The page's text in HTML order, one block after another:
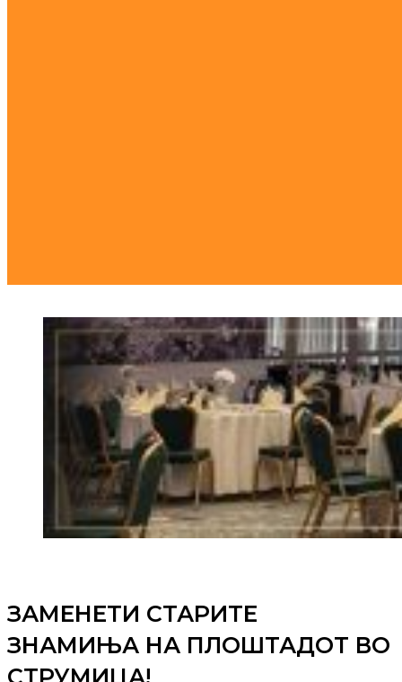
ЗАМЕНЕТИ СТАРИТЕ
ЗНАМИЊА НА ПЛОШТАДОТ ВО